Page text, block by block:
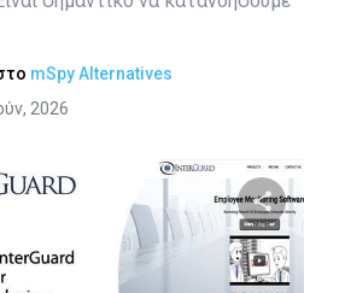
mSpy Alternatives
2026